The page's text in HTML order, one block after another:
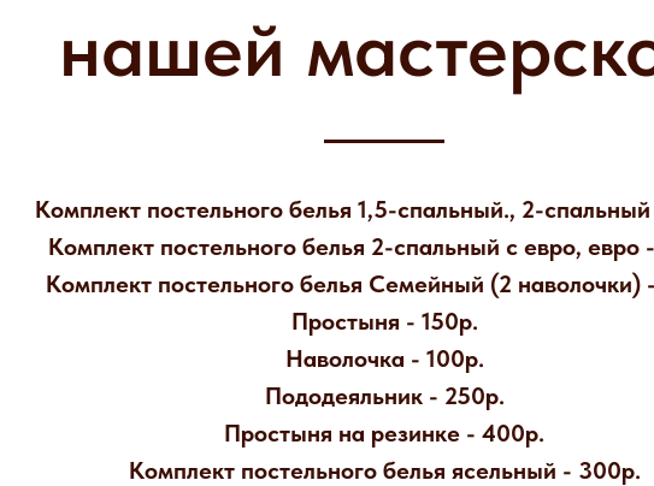
нашей
Комплект постельного белья 1,5-спальный., 2-
Комплект постельного белья 2-спальный с евро, евро
Комплект постельного белья Семейный (2 наволочки)
Простыня - 150р.
Наволочка - 100р.
Пододеяльник - 250р.
Простыня на резинке - 400р.
Комплект постельного белья ясельный - 300р.